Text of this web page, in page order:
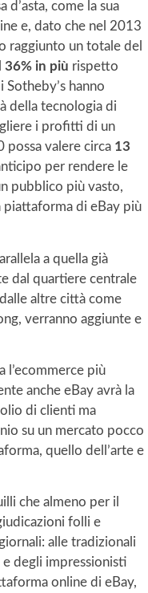
d’asta, come la sua
e, dato che nel 2013
raggiunto un totale del
36% in più rispetto
hanno
della tecnologia di
i profitti di un
possa valere circa 13
per rendere le
pubblico più vasto,
piattaforma di eBay più
a quella già
dal quartiere centrale
altre città come
verranno aggiunte e
l’ecommerce più
anche eBay avrà la
di clienti ma
su un mercato pocco
quello dell’arte e
che almeno per il
folli e
alle tradizionali
degli impressionisti
online di eBay,